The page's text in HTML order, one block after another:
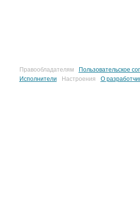
Правообладателям
Пользовательское
Исполнители
Настроения О